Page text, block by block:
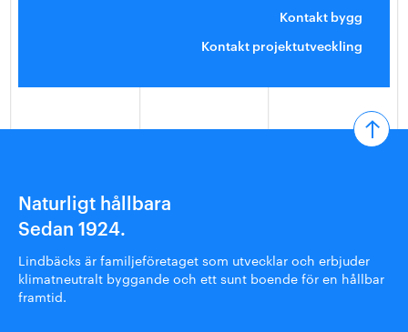
Kontakt bygg
Kontakt projektutveckling
Naturligt hållbara
Sedan 1924.
Lindbäcks är familjeföretaget som utvecklar och erbjuder
klimatneutralt byggande och ett sunt boende för en hållbar
framtid.